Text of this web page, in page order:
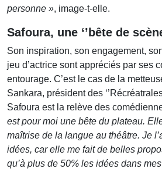
personne », image-t-elle.
Safoura, une ‘’bête de
Son inspiration, son engagement,
jeu d’actrice sont appréciés par ses
entourage. C’est le cas de la
Sankara, président des
Safoura est la relève des
est pour moi une bête du plateau.
maîtrise de la langue au théâtre. Je
idées, car elle me fait de belles
qu’à plus de 50% les idées dans